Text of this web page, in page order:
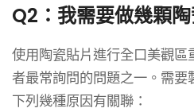
Q2：我需要做幾顆
使用陶瓷貼片進行全口美觀區
者最常詢問的問題之一。需
下列幾種原因有關聯：